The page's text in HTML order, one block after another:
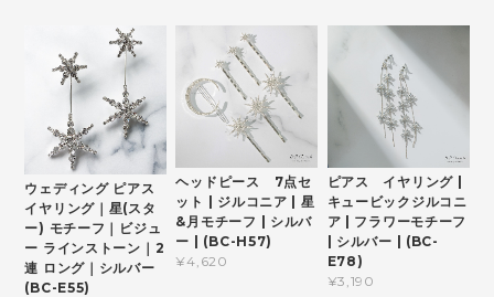
ウェディング ピアス
イヤリング｜星(スタ
ー) モチーフ｜ビジュ
ー ラインストーン｜2
連 ロング｜シルバー
(BC-E55)
ヘッドピース 7点セ
ット | ジルコニア | 星
&月モチーフ | シルバ
ー | (BC-H57)
¥4,620
ピアス イヤリング |
キュービックジルコニ
ア | フラワーモチーフ
| シルバー | (BC-
E78)
¥3,190